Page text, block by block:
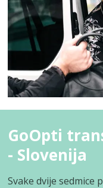
GoOpti
- Slovenija
Svake dvije sedmice